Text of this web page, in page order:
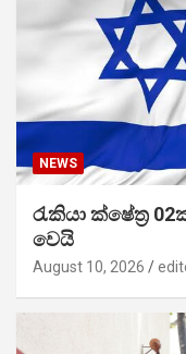
NEWS
රැකියා ක්ෂේත්‍ර
වෙයි
August 10, 2026